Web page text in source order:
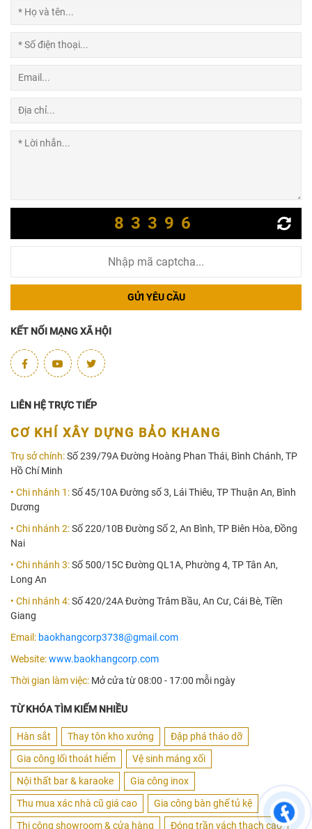
83396
GỬI YÊU CẦU
KẾT NỐI MẠNG XÃ HỘI
LIÊN HỆ TRỰC TIẾP
CƠ KHÍ XÂY DỰNG BẢO KHANG
Trụ sở chính:Số 239/79A Đường Hoàng Phan Thái, Bình Chánh, TP
Hồ Chí Minh
• Chi nhánh 1:Số 45/10A Đường số 3, Lái Thiêu, TP Thuận An, Bình
Dương
• Chi nhánh 2:Số 220/10B Đường Số 2, An Bình, TP Biên Hòa, Đồng
Nai
• Chi nhánh 3:Số 500/15C Đường QL1A, Phường 4, TP Tân An,
Long An
• Chi nhánh 4:Số 420/24A Đường Trâm Bầu, An Cư, Cái Bè, Tiền
Giang
Email: baokhangcorp3738@gmail.com
Website:www.baokhangcorp.com
Thời gian làm việc: Mở cửa từ 08:00 - 17:00 mỗi ngày
TỪ KHÓA TÌM KIẾM NHIỀU
Hàn sắt Thay tôn kho xưởng
Đập phá tháo dỡ
Gia công lối thoát hiểm
Vệ sinh máng xối
Nội thất bar & karaoke
Gia công inox
Thu mua xác nhà cũ giá cao
Gia công bàn ghế tủ kệ
Thi công showroom & cửa hàng
Đóng trần vách thạch cao